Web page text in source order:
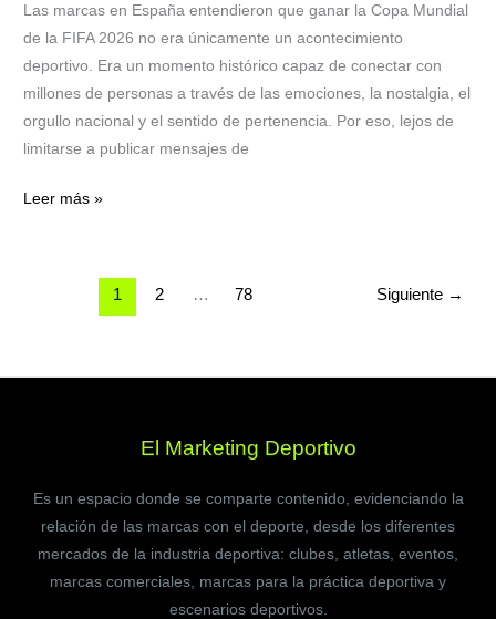
Las marcas en España entendieron que ganar la Copa Mundial
de la FIFA 2026 no era únicamente un acontecimiento
deportivo. Era un momento histórico capaz de conectar con
millones de personas a través de las emociones, la nostalgia, el
orgullo nacional y el sentido de pertenencia. Por eso, lejos de
limitarse a publicar mensajes de
2026
Leer más »
1 2 … 78 Siguiente →
El Marketing Deportivo
Es un espacio donde se comparte contenido, evidenciando la
relación de las marcas con el deporte, desde los diferentes
mercados de la industria deportiva: clubes, atletas, eventos,
marcas comerciales, marcas para la práctica deportiva y
escenarios deportivos.